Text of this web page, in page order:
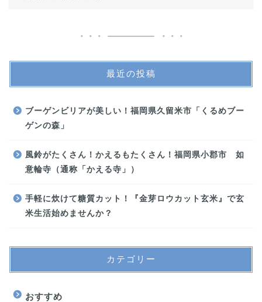
最近の投稿
ブーゲンビリアが美しい！福岡県久留米市「くるめブー
ゲンの森」
風鈴がたくさん！かえるもたくさん！福岡県小郡市 如
意輪寺（通称「かえる寺」）
手軽に炊けて糖質カット！『金芽ロウカット玄米』で玄
米生活始めませんか？
カテゴリー
おすすめ